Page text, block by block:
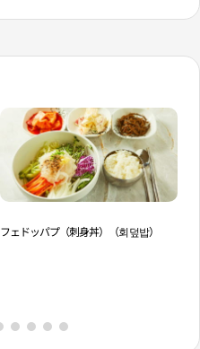
フェドッパプ（刺身丼）（회덮밥）